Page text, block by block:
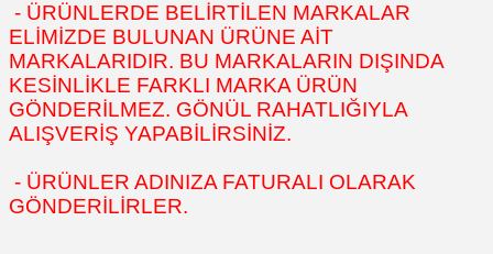
- ÜRÜNLERDE BELİRTİLEN MARKALAR
ELİMİZDE BULUNAN ÜRÜNE AİT
MARKALARIDIR. BU MARKALARIN DIŞINDA
KESİNLİKLE FARKLI MARKA ÜRÜN
GÖNDERİLMEZ. GÖNÜL RAHATLIĞIYLA
ALIŞVERİŞ YAPABİLİRSİNİZ.
- ÜRÜNLER ADINIZA FATURALI OLARAK
GÖNDERİLİRLER.